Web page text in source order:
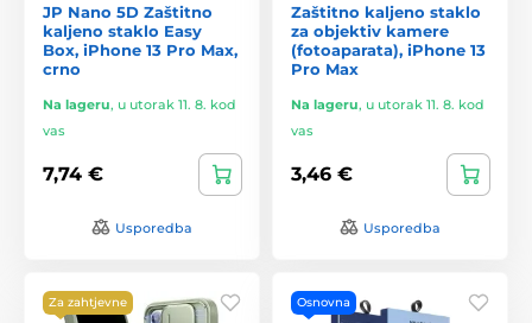
JP Nano 5D Zaštitno
kaljeno staklo Easy
Box, iPhone 13 Pro Max,
crno
Na lageru, u utorak 11. 8. kod
vas
7,74 €
Usporedba
Zaštitno kaljeno staklo
za objektiv kamere
(fotoaparata), iPhone 13
Pro Max
Na lageru, u utorak 11. 8. kod
vas
3,46 €
Usporedba
Za zahtjevne Osnovna